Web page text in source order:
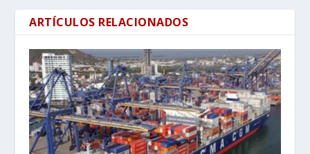
ARTÍCULOS RELACIONADOS